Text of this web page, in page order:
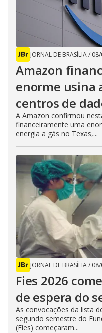
JORNAL DE BRASÍLIA/
Amazon
enorme usina
centros de
A Amazon confirmou
financeiramente uma
energia a gás no Texas,...
JORNAL DE BRASÍLIA/
Fies 2026
de espera do
As convocações da lista
segundo semestre do
(Fies) começaram...